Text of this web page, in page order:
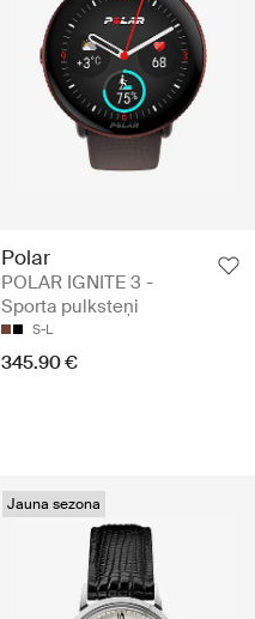
Polar
POLAR IGNITE 3 -
Sporta pulksteņi
S-L
345.90 €
Jauna sezona